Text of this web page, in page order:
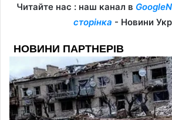
Читайте нас : наш канал в
сторінка - Новини